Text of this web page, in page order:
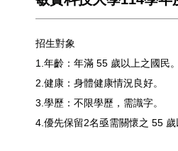
招生對象
1.年齡：年滿 55 歲以上之國民。
2.健康：身體健康情況良好。
3.學歷：不限學歷，需識字。
4.優先保留2名亟需關懷之 55 歲